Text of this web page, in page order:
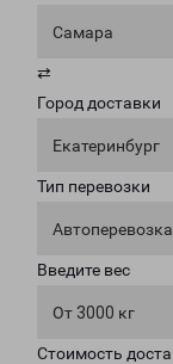
Самара
⇄
Город доставки
Екатеринбург
Тип перевозки
Автоперевозка
Введите вес
От 3000 кг
Стоимость